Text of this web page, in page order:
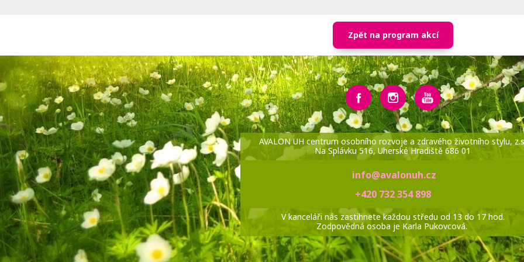
Zpět na program akcí
AVALON UH centrum osobního rozvoje a zdravého životního stylu,
Na Splávku 516, Uherské Hradiště 686 01
info@avalonuh.cz
+420 732 354 898
V kanceláři nás zastihnete každou středu od 13 do 17 hod.
Zodpovědná osoba je Karla Pukovcová.